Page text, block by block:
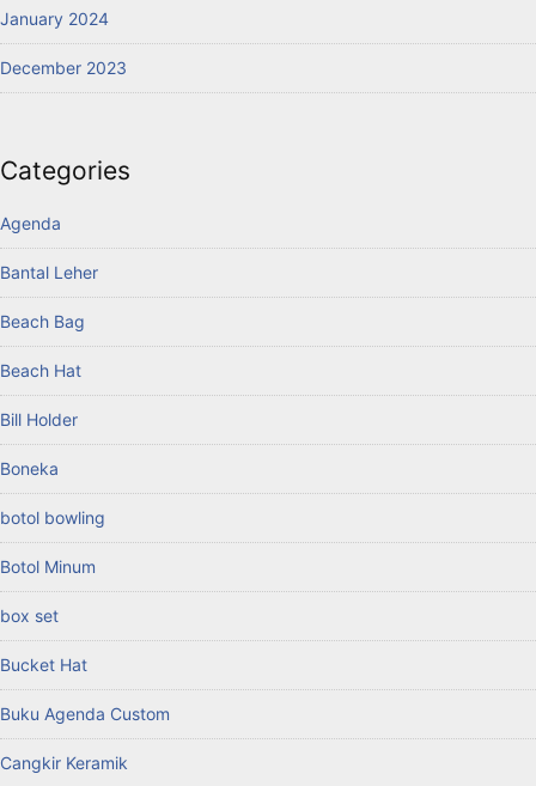
January 2024
December 2023
Categories
Agenda
Bantal Leher
Beach Bag
Beach Hat
Bill Holder
Boneka
botol bowling
Botol Minum
box set
Bucket Hat
Buku Agenda Custom
Cangkir Keramik